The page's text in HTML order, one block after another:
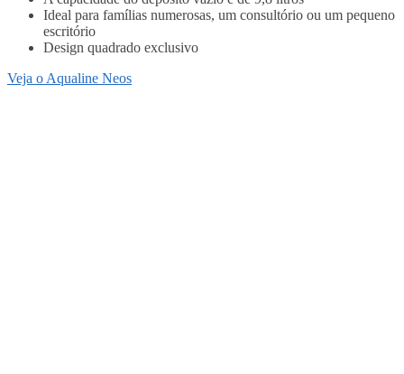
Ideal para famílias numerosas, um consultório ou um pequeno
escritório
Design quadrado exclusivo
Veja o Aqualine Neos